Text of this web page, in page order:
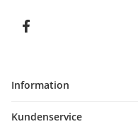
Information
Kundenservice